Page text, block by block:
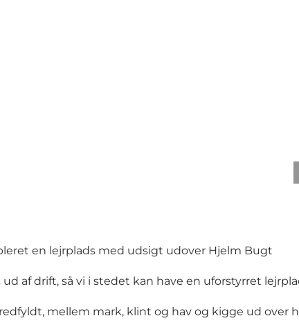
en lejrplads med udsigt udover Hjelm Bugt
af drift, så vi i stedet kan have en uforstyrret
mellem mark, klint og hav og kigge ud over